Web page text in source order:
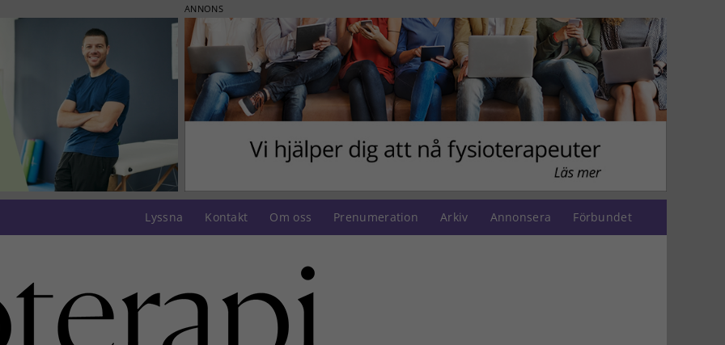
ANNONS
Lyssna Kontakt Om oss Prenumeration Arkiv Annonsera Förbundet